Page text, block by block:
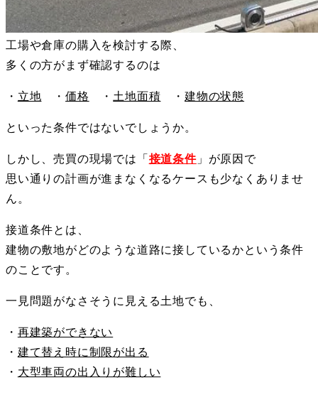
工場や倉庫の購入を検討する際、
多くの方がまず確認するのは
・ 立地 ・価格 ・ 土地面積 ・建物の状態
といった条件ではないでしょうか。
しかし、売買の現場では「 接道条件」が原因で
思い通りの計画が進まなくなるケースも少なくありませ
ん。
接道条件とは、
建物の敷地がどのような道路に接しているかという条件
のことです。
一見問題がなさそうに見える土地でも、
・ 再建築ができない
・ 建て替え時に制限が出る
・ 大型車両の出入りが難しい